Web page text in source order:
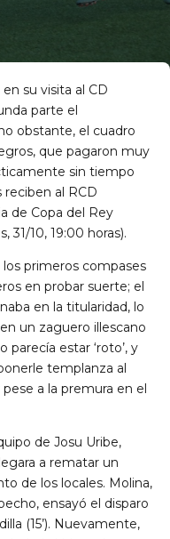
su visita al CD
parte el
obstante, el cuadro
que pagaron muy
sin tiempo
reciben al RCD
de Copa del Rey
31/10, 19:00 horas).
primeros compases
en probar suerte; el
en la titularidad, lo
un zaguero illescano
parecía estar ‘roto’, y
templanza al
a la premura en el
de Josu Uribe,
a rematar un
de los locales. Molina,
ensayó el disparo
(15’). Nuevamente,